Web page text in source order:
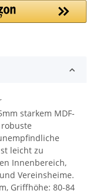
starkem MDF-
leicht zu
Innenbereich,
Vereinsheime.
Griffhöhe: 80-84